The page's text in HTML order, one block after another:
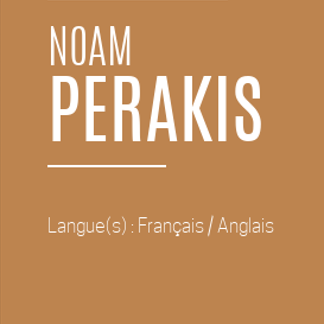
NOAM
PERAKIS
Langue(s) : Français / Anglais